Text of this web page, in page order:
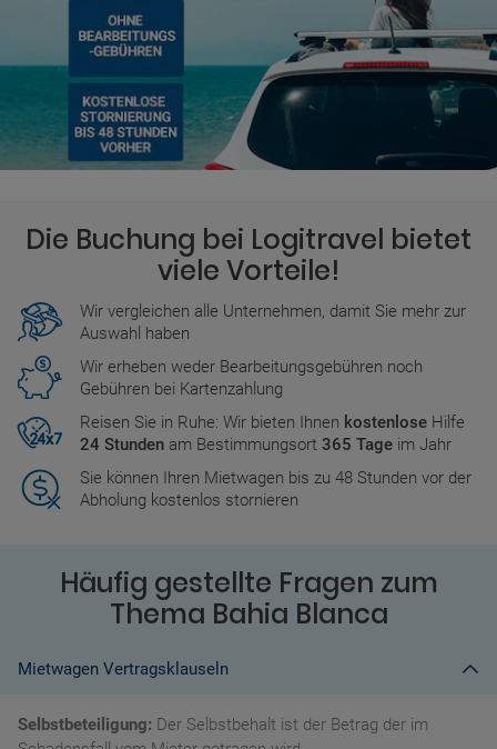
Die Buchung bei Logitravel bietet
viele Vorteile!
Wir vergleichen alle Unternehmen, damit Sie mehr zur
Auswahl haben
Wir erheben weder Bearbeitungsgebühren noch
Gebühren bei Kartenzahlung
Reisen Sie in Ruhe: Wir bieten Ihnen kostenlose Hilfe
24 Stunden am Bestimmungsort 365 Tage im Jahr
Sie können Ihren Mietwagen bis zu 48 Stunden vor der
Abholung kostenlos stornieren
Häufig gestellte Fragen zum
Thema Bahia Blanca
Mietwagen Vertragsklauseln
Selbstbeteiligung: Der Selbstbehalt ist der Betrag der im